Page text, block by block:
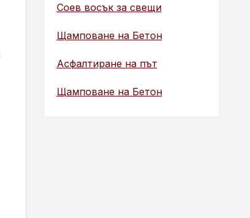
Соев восък за свещи
Щамповане на Бетон
Асфалтиране на път
Щамповане на Бетон